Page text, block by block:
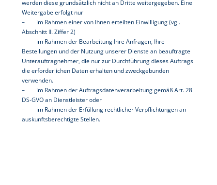
werden diese grundsätzlich nicht an Dritte weitergegeben. Eine
Weitergabe erfolgt nur
– im Rahmen einer von Ihnen erteilten Einwilligung (vgl.
Abschnitt II. Ziffer 2)
– im Rahmen der Bearbeitung Ihre Anfragen, Ihre
Bestellungen und der Nutzung unserer Dienste an beauftragte
Unterauftragnehmer, die nur zur Durchführung dieses Auftrags
die erforderlichen Daten erhalten und zweckgebunden
verwenden.
– im Rahmen der Auftragsdatenverarbeitung gemäß Art. 28
DS-GVO an Dienstleister oder
– im Rahmen der Erfüllung rechtlicher Verpflichtungen an
auskunftsberechtigte Stellen.